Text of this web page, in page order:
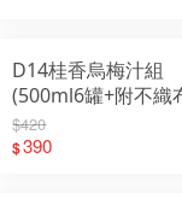
D14桂香烏梅汁組
(500ml6罐+附不織
$420
$390